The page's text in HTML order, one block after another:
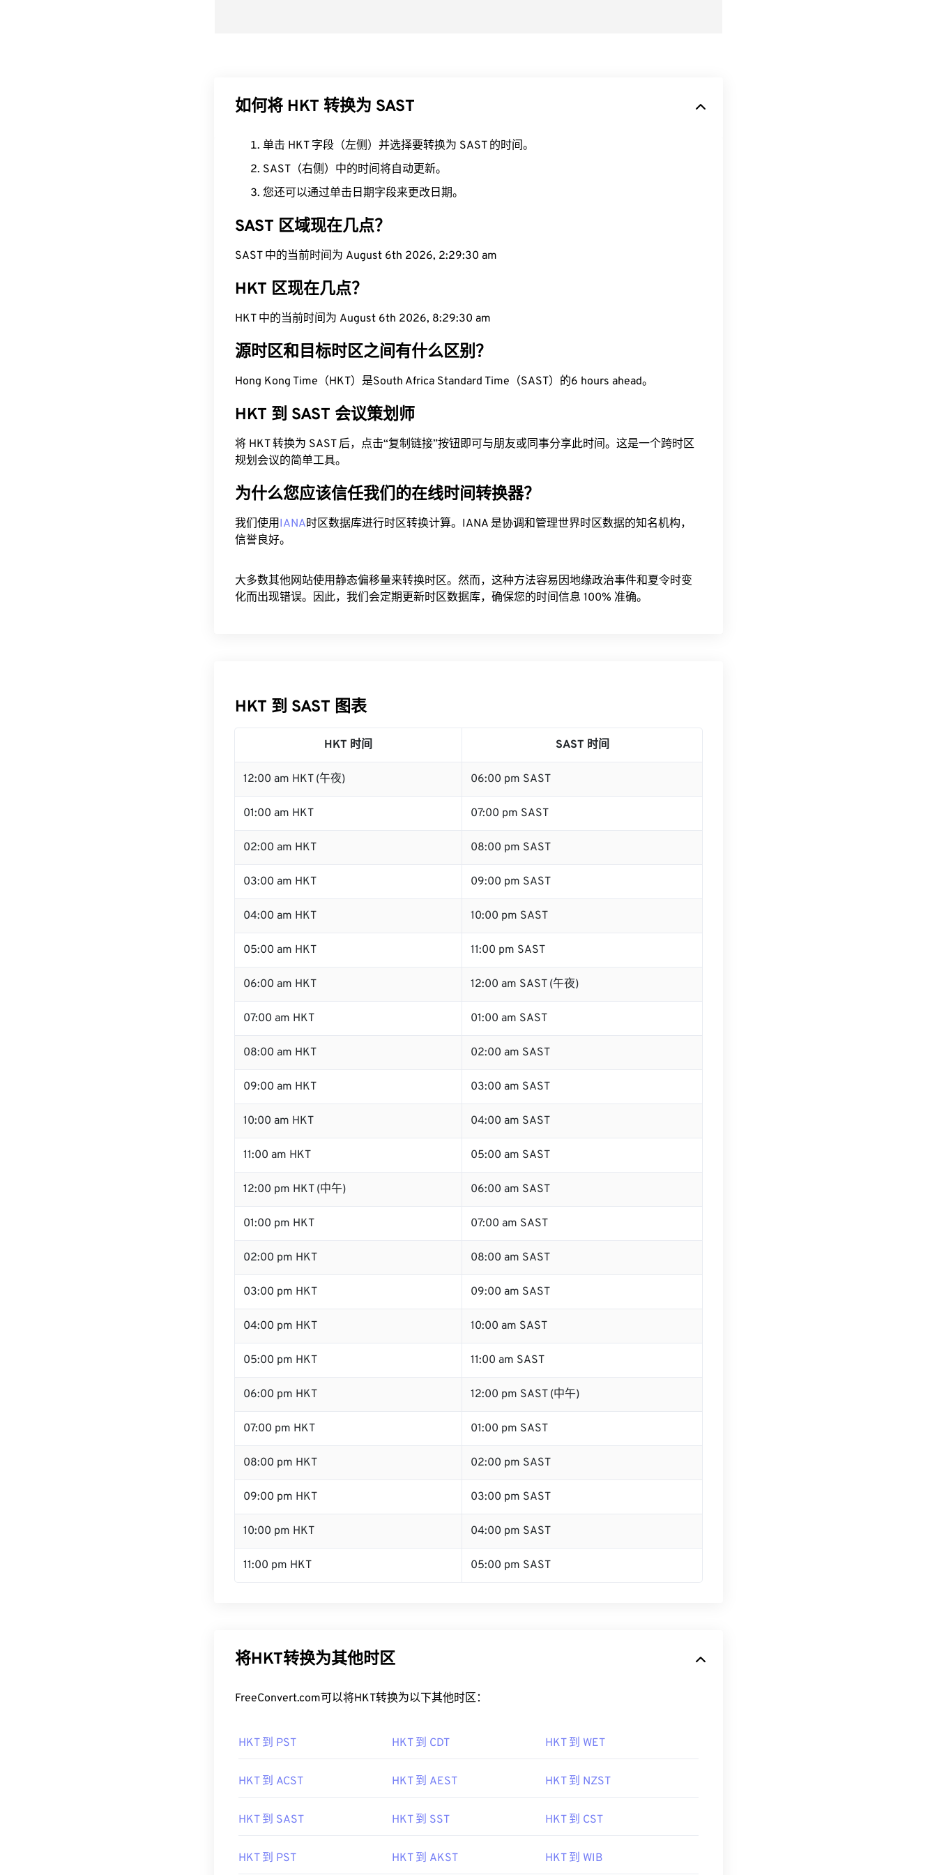
如何将 HKT 转换为 SAST
单击 HKT 字段（左侧）并选择要转换为 SAST 的时间。
SAST（右侧）中的时间将自动更新。
您还可以通过单击日期字段来更改日期。
SAST 区域现在几点？
SAST 中的当前时间为 August 6th 2026, 2:29:31 am
HKT 区现在几点？
HKT 中的当前时间为 August 6th 2026, 8:29:31 am
源时区和目标时区之间有什么区别？
Hong Kong Time（HKT）是South Africa Standard Time（SAST）的6 hours ahead。
HKT 到 SAST 会议策划师
将 HKT 转换为 SAST 后，点击“复制链接”按钮即可与朋友或同事分享此时间。这是一个跨时区
规划会议的简单工具。
为什么您应该信任我们的在线时间转换器？
我们使用IANA时区数据库进行时区转换计算。IANA 是协调和管理世界时区数据的知名机构，
信誉良好。
大多数其他网站使用静态偏移量来转换时区。然而，这种方法容易因地缘政治事件和夏令时变
化而出现错误。因此，我们会定期更新时区数据库，确保您的时间信息 100% 准确。
HKT 到 SAST 图表
HKT 时间 SAST 时间
12:00 am HKT (午夜) 06:00 pm SAST
01:00 am HKT 07:00 pm SAST
02:00 am HKT 08:00 pm SAST
03:00 am HKT 09:00 pm SAST
04:00 am HKT 10:00 pm SAST
05:00 am HKT 11:00 pm SAST
06:00 am HKT 12:00 am SAST (午夜)
07:00 am HKT 01:00 am SAST
08:00 am HKT 02:00 am SAST
09:00 am HKT 03:00 am SAST
10:00 am HKT 04:00 am SAST
11:00 am HKT 05:00 am SAST
12:00 pm HKT (中午) 06:00 am SAST
01:00 pm HKT 07:00 am SAST
02:00 pm HKT 08:00 am SAST
03:00 pm HKT 09:00 am SAST
04:00 pm HKT 10:00 am SAST
05:00 pm HKT 11:00 am SAST
06:00 pm HKT 12:00 pm SAST (中午)
07:00 pm HKT 01:00 pm SAST
08:00 pm HKT 02:00 pm SAST
09:00 pm HKT 03:00 pm SAST
10:00 pm HKT 04:00 pm SAST
11:00 pm HKT 05:00 pm SAST
将HKT转换为其他时区
FreeConvert.com可以将HKT转换为以下其他时区：
HKT 到 PST HKT 到 CDT HKT 到 WET
HKT 到 ACST HKT 到 AEST HKT 到 NZST
HKT 到 SAST HKT 到 SST HKT 到 CST
HKT 到 PST HKT 到 AKST HKT 到 WIB